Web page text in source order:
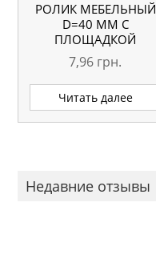
РОЛИК МЕБЕЛЬНЫЙ
D=40 ММ С
ПЛОЩАДКОЙ
7,96 грн.
Читать далее
Недавние отзывы